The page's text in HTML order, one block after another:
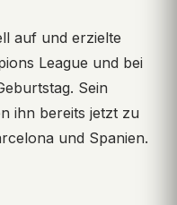
auf und erzielte
League und bei
Sein
ihn bereits jetzt zu
und Spanien.